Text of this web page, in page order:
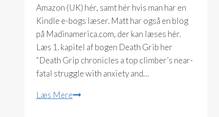
Amazon (UK) hér, samt hér hvis man har en
Kindle e-bogs læser. Matt har også en blog
på Madinamerica.com, der kan læses hér.
Læs 1. kapitel af bogen Death Grib her
“Death Grip chronicles a top climber’s near-
fatal struggle with anxiety and…
Læs MereDeath